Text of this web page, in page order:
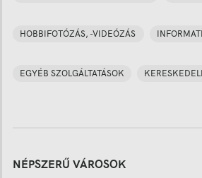
HOBBIFOTÓZÁS, -VIDEÓZÁS
EGYÉB SZOLGÁLTATÁSOK
NÉPSZERŰ VÁROSOK